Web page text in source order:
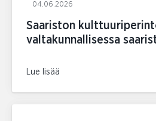
04.06.2026
Saariston
valtakunnallisessa
Lue lisää